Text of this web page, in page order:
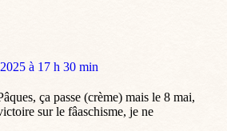
à 17 h 30 min
ça passe (crème) mais le 8 mai,
sur le fâaschisme, je ne